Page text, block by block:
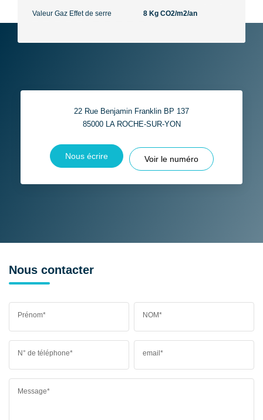
Valeur Gaz Effet de serre 8 Kg CO2/m2/an
22 Rue Benjamin Franklin BP 137
85000 LA ROCHE-SUR-YON
Nous écrire Voir le numéro
Nous contacter
Prénom* NOM*
N° de téléphone* email*
Message*